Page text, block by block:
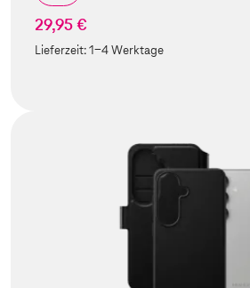
29,95 €
Lieferzeit:1-4 Werktage